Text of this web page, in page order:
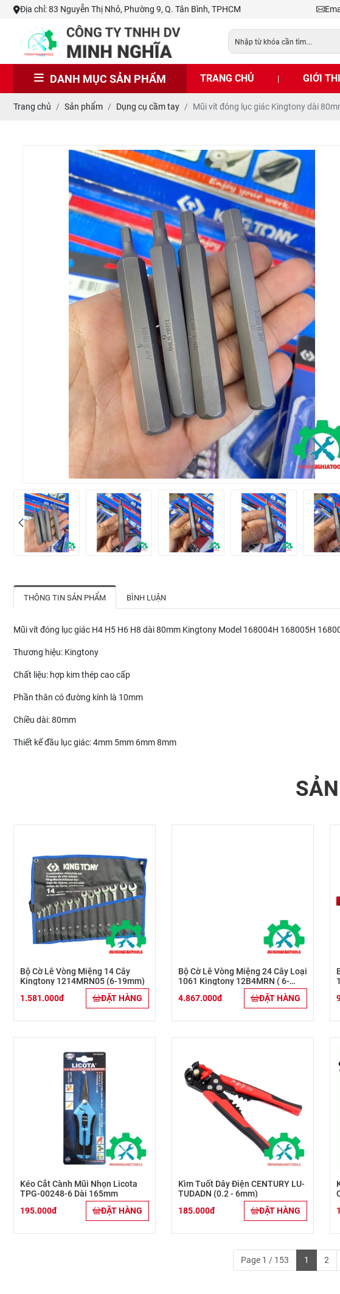
Địa chỉ: 83 Nguyễn Thị Nhỏ, Phường 9, Q. Tân Bình, TPHCM
DANH MỤC SẢN PHẨM TRANG CHỦ | GIỚI
Trang chủ Sản phẩm Dụng cụ cầm tay Mũi vít đóng lục giác Kingtony dài
THÔNG TIN SẢN PHẨM BÌNH LUẬN
Mũi vít đóng lục giác H4 H5 H6 H8 dài 80mm Kingtony Model 168004H 168005H
Thương hiệu: Kingtony
Chất liệu: hợp kim thép cao cấp
Phần thân có đường kính là 10mm
Chiều dài: 80mm
Thiết kế đầu lục giác: 4mm 5mm 6mm 8mm
Bộ Cờ Lê Vòng Miệng 14 Cây
Kingtony 1214MRN05 (6-19mm)
1.581.000đ
ĐẶT HÀNG
Bộ Cờ Lê Vòng Miệng 24 Cây Loại
1061 Kingtony 12B4MRN ( 6-
4.867.000đ ĐẶT HÀNG
Kéo Cắt Cành Mũi Nhọn Licota
TPG-00248-6 Dài 165mm
195.000đ
ĐẶT HÀNG
Kìm Tuốt Dây Điện CENTURY LU-
TUDADN (0.2 - 6mm)
185.000đ
ĐẶT HÀNG
Page 1 / 153 1 2